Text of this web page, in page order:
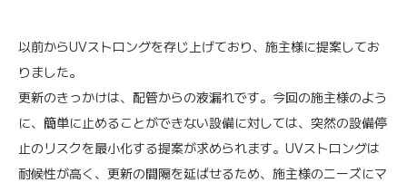
以前からUVストロングを存じ上げており、施主様に提案してお
りました。
更新のきっかけは、配管からの液漏れです。今回の施主様のよう
に、簡単に止めることができない設備に対しては、突然の設備停
止のリスクを最小化する提案が求められます。UVストロングは
耐候性が高く、更新の間隔を延ばせるため、施主様のニーズにマ